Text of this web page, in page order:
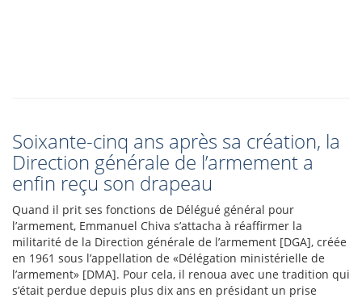
Soixante-cinq ans après sa création, la
Direction générale de l’armement a
enfin reçu son drapeau
Quand il prit ses fonctions de Délégué général pour
l’armement, Emmanuel Chiva s’attacha à réaffirmer la
militarité de la Direction générale de l’armement [DGA], créée
en 1961 sous l’appellation de «Délégation ministérielle de
l’armement» [DMA]. Pour cela, il renoua avec une tradition qui
s’était perdue depuis plus dix ans en présidant un prise